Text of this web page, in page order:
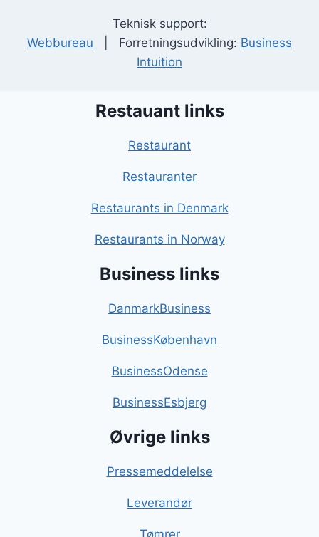
Teknisk support:
Webbureau | Forretningsudvikling: Business
Intuition
Restauant links
Restaurant
Restauranter
Restaurants in Denmark
Restaurants in Norway
Business links
DanmarkBusiness
BusinessKøbenhavn
BusinessOdense
BusinessEsbjerg
Øvrige links
Pressemeddelelse
Leverandør